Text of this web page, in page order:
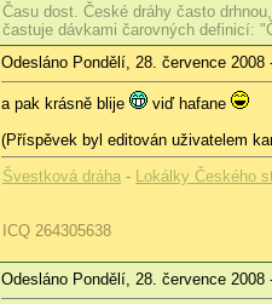
Času dost. České dráhy často
častuje dávkami čarovných definicí:
Odesláno Pondělí, 28. července 2008
a pak krásně blije
viď hafane
(Příspěvek byl editován uživatelem
Švestková dráha - Lokálky Českého
ICQ 264305638
Odesláno Pondělí, 28. července 2008